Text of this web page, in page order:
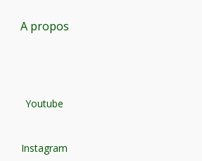
A propos
Youtube
Instagram